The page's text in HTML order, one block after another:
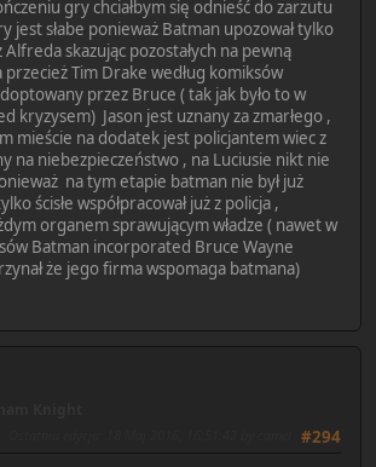
gry chciałbym się odnieść do zarzutu
jest słabe ponieważ Batman upozował tylko
skazując pozostałych na pewną
Tim Drake według komiksów
przez Bruce ( tak jak było to w
kryzysem) Jason jest uznany za zmarłego ,
mieście na dodatek jest policjantem wiec z
na niebezpieczeństwo , na Luciusie nikt nie
na tym etapie batman nie był już
ścisłe współpracował już z policja ,
organem sprawującym władze ( nawet w
Batman incorporated Bruce Wayne
że jego firma wspomaga batmana)
#294